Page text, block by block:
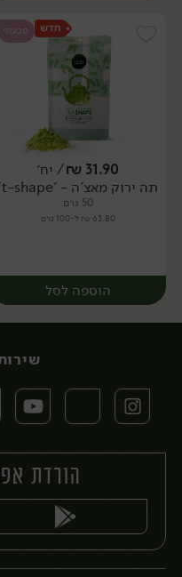
טבעוני
31.90
₪/ יח׳
תה ירוק מאצ'ה - 't-shape'
50 גרם
63.80 ₪ ל-100 גרם
הוספה לסל
יח׳
הורדת